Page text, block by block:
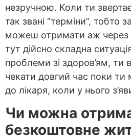
незручною. Коли ти
так звані “терміни”, тобто
можеш отримати аж через
тут дійсно складна
проблеми зі здоров’ям, ти
чекати довгий час поки
до лікаря, коли у нього
Чи можна
безкоштовне